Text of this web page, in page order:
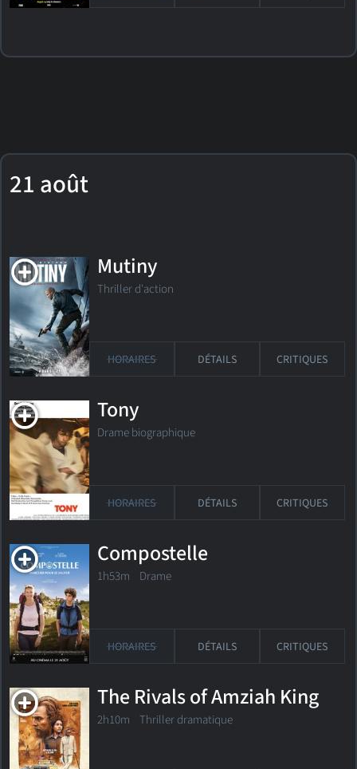
21 août
Mutiny
Thriller d'action
HORAIRES DÉTAILS CRITIQUES
Tony
Drame biographique
HORAIRES DÉTAILS CRITIQUES
Compostelle
1h53m Drame
HORAIRES DÉTAILS CRITIQUES
The Rivals of Amziah King
2h10m Thriller dramatique